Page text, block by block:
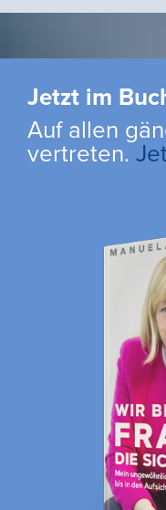
Jetzt im
Auf allen
vertreten.